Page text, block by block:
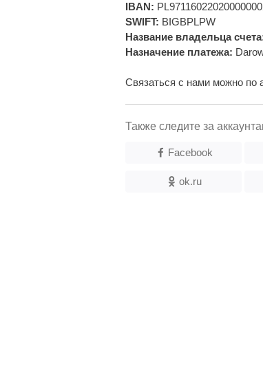
IBAN:
SWIFT: BIGBPLPW
Название владельца
Назначение платежа:
Связаться с нами можно по
Также следите за
Facebook
ok.ru